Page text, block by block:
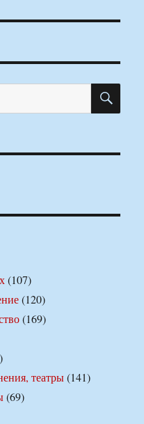
(107)
(120)
(169)
театры(141)
(69)